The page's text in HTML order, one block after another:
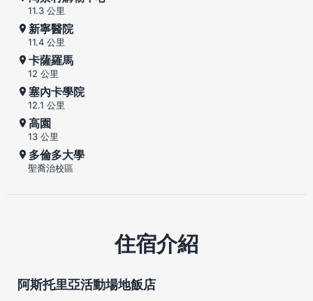
11.3 公里
新寧醫院
11.4 公里
卡薩羅馬
12 公里
塞內卡學院
12.1 公里
高園
13 公里
多倫多大學
聖喬治校區
住宿介紹
阿斯托里亞活動場地飯店